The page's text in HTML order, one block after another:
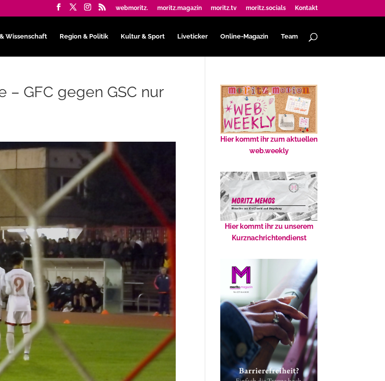
webmoritz. moritz.magazin moritz.tv moritz.socials Kontakt
Wissenschaft Region & Politik Kultur & Sport Liveticker Online-Magazin Team
– GFC gegen GSC nur
Hier kommt ihr zum aktuellen
web.weekly
Hier kommt ihr zu unserem
Kurznachrichtendienst